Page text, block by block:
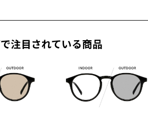
。
ルの「サングラスをかけたウサギ」が入ったメ
に入りません！
は、お手持ちのカラビナや紐を通せるリング付
した重さ
もっと見る
ダウンロードしてお使いください。
ダウンロード
注目されている商品